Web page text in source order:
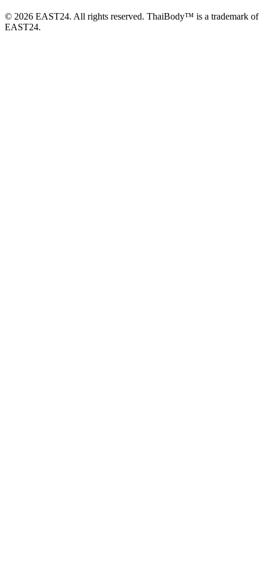
© 2026 EAST24. All rights reserved. ThaiBody™ is a trademark of
EAST24.